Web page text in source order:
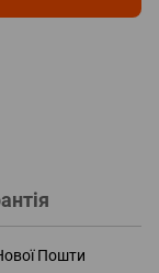
Пошти